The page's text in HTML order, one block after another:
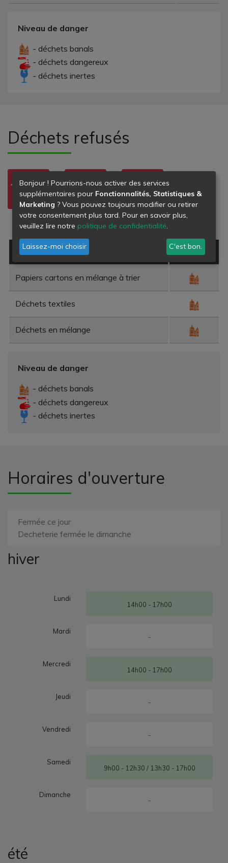
Niveau de danger
- déchets banals
- déchets dangereux
- déchets inertes
Déchets refusés
Type de déchet Danger
Papiers cartons en mélange à trier
Déchets textiles
Déchets en mélange
Niveau de danger
- déchets banals
- déchets dangereux
- déchets inertes
CARTONS
TISSUS
VÊTEMENTS
DÉCHETS DE
PEINTURE
Horaires d'ouverture
Fermée ce jour
Decheterie fermée le dimanche
hiver
Lundi
14h00 - 17h00
Mardi
-
Mercredi
14h00 - 17h00
Jeudi
-
Vendredi
-
Samedi
9h00 - 12h30 / 13h30 - 17h00
Dimanche
-
été
Bonjour ! Pourrions-nous activer des services
supplémentaires pour Fonctionnalités, Statistiques &
Marketing ? Vous pouvez toujours modifier ou retirer
votre consentement plus tard. Pour en savoir plus,
veuillez lire notre politique de confidentialité.
Laissez-moi choisir C'est bon.